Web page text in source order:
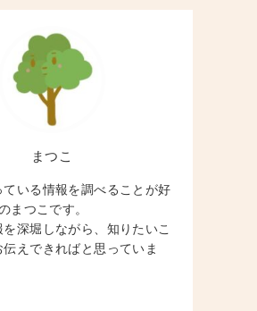
まつこ
いる情報を調べることが好
まつこです。
深堀しながら、知りたいこ
伝えできればと思っていま